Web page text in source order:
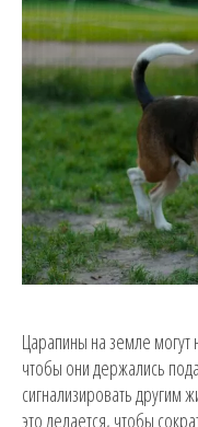
Царапины на земле могут
чтобы они держались
сигнализировать другим
это делается, чтобы